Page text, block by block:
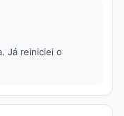
Já reiniciei o